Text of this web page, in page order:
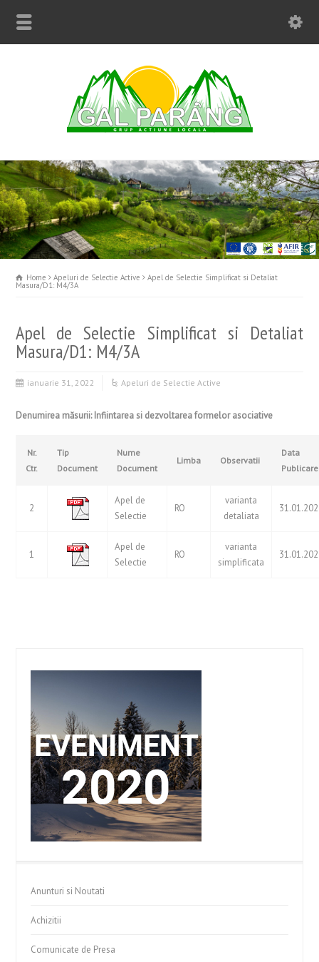
Home Apeluri de Selectie Active Apel de Selectie Simplificat si Detaliat
Masura/D1: M4/3A
Apel de Selectie Simplificat si Detaliat
Masura/D1: M4/3A
ianuarie 31, 2022 Apeluri de Selectie Active
Denumirea măsurii: Infiintarea si dezvoltarea formelor asociative
Nr.
Ctr.
Tip
Document
Nume
Document
Limba Observatii
Data
Publicare
2
Apel de
Selectie
RO
varianta
detaliata
1
Apel de
Selectie
RO
varianta
simplificata
Anunturi si Noutati
Achizitii
Comunicate de Presa